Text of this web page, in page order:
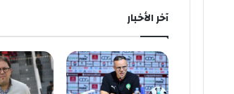
آخر الأخبار